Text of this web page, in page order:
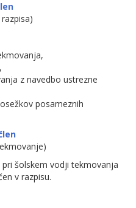
z navedbo ustrezne
posameznih
šolskem vodji tekmovanja
v razpisu.